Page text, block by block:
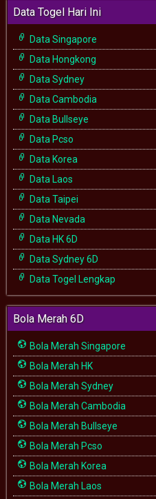
Data Togel Hari Ini
Data Singapore
Data Hongkong
Data Sydney
Data Cambodia
Data Bullseye
Data Pcso
Data Korea
Data Laos
Data Taipei
Data Nevada
Data HK 6D
Data Sydney 6D
Data Togel Lengkap
Bola Merah 6D
Bola Merah Singapore
Bola Merah HK
Bola Merah Sydney
Bola Merah Cambodia
Bola Merah Bullseye
Bola Merah Pcso
Bola Merah Korea
Bola Merah Laos